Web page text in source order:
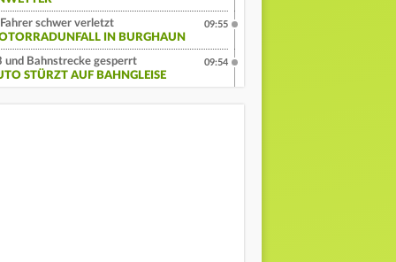
Fahrer schwer verletzt
IN BURGHAUN
09:55
und Bahnstrecke gesperrt
STÜRZT AUF BAHNGLEISE
09:54